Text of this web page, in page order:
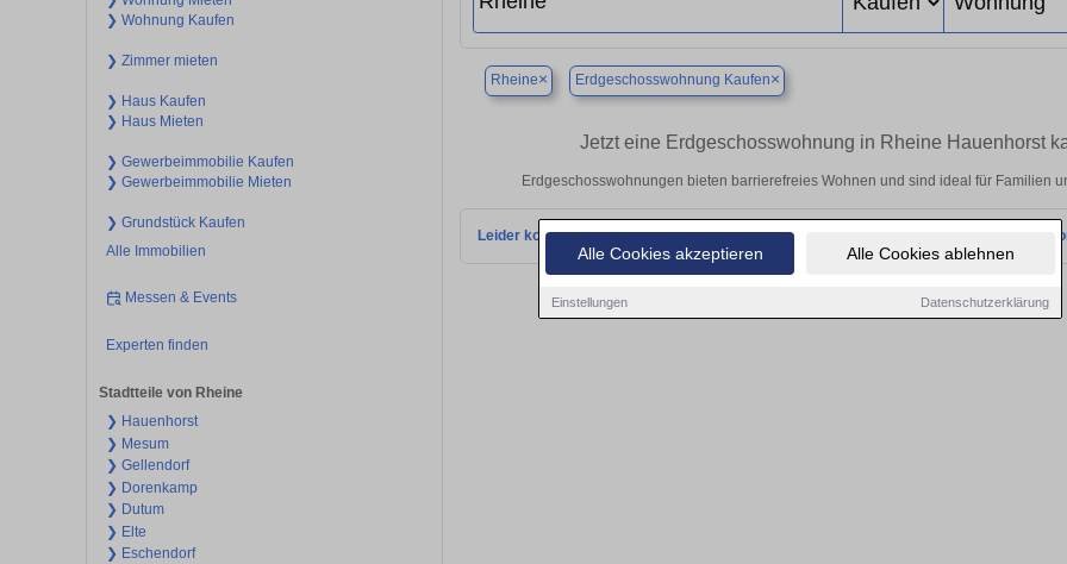
Alle Cookies akzeptieren Alle Cookies ablehnen
Einstellungen Datenschutzerklärung
❯ Wohnung Kaufen
❯ Zimmer mieten
❯ Haus Kaufen
❯ Haus Mieten
❯ Gewerbeimmobilie Kaufen
❯ Gewerbeimmobilie Mieten
❯ Grundstück Kaufen
Alle Immobilien
Messen & Events
Experten finden
Stadtteile von Rheine
❯ Hauenhorst
❯ Mesum
❯ Gellendorf
❯ Dorenkamp
❯ Dutum
❯ Elte
❯ Eschendorf
Rheine× Erdgeschosswohnung Kaufen×
Jetzt eine Erdgeschosswohnung in Rheine Hauenhorst
Erdgeschosswohnungen bieten barrierefreies Wohnen und sind ideal für Familien
Leider konnten wir derzeit keine passenden Objekte finden. Schauen Sie bald wieder